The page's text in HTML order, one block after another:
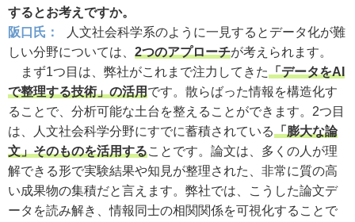
するとお考えですか。
阪口氏：
人文社会科学系のように一見するとデータ化が難
しい分野については、 2つのアプローチが考えられます。
まず1つ目は、弊社がこれまで注力してきた「データをAI
で整理する技術」の活用です。散らばった情報を構造化す
ることで、分析可能な土台を整えることができます。2つ目
は、人文社会科学分野にすでに蓄積されている「膨大な論
文」そのものを活用することです。論文は、多くの人が理
解できる形で実験結果や知見が整理された、非常に質の高
い成果物の集積だと言えます。弊社では、こうした論文デ
ータを読み解き、情報同士の相関関係を可視化することで